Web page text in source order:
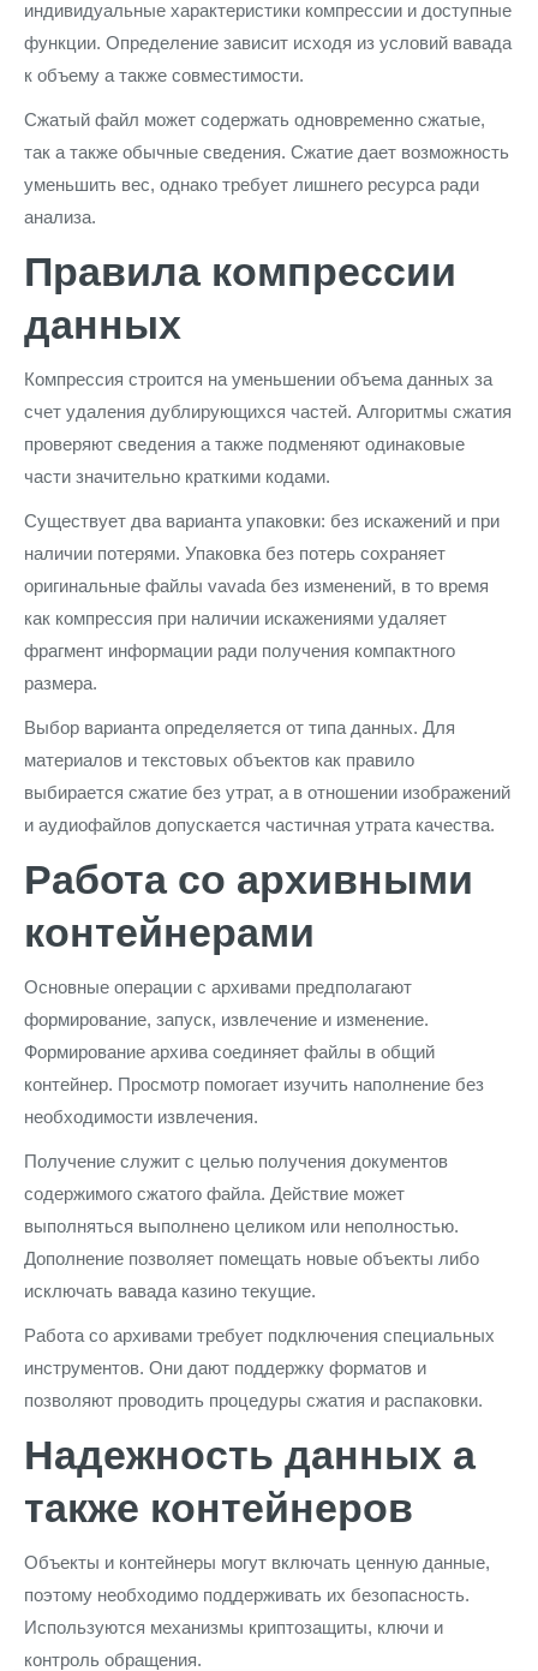
индивидуальные характеристики компрессии и доступные
функции. Определение зависит исходя из условий вавада
к объему а также совместимости.
Сжатый файл может содержать одновременно сжатые,
так а также обычные сведения. Сжатие дает возможность
уменьшить вес, однако требует лишнего ресурса ради
анализа.
Правила компрессии
данных
Компрессия строится на уменьшении объема данных за
счет удаления дублирующихся частей. Алгоритмы сжатия
проверяют сведения а также подменяют одинаковые
части значительно краткими кодами.
Существует два варианта упаковки: без искажений и при
наличии потерями. Упаковка без потерь сохраняет
оригинальные файлы vavada без изменений, в то время
как компрессия при наличии искажениями удаляет
фрагмент информации ради получения компактного
размера.
Выбор варианта определяется от типа данных. Для
материалов и текстовых объектов как правило
выбирается сжатие без утрат, а в отношении изображений
и аудиофайлов допускается частичная утрата качества.
Работа со архивными
контейнерами
Основные операции с архивами предполагают
формирование, запуск, извлечение и изменение.
Формирование архива соединяет файлы в общий
контейнер. Просмотр помогает изучить наполнение без
необходимости извлечения.
Получение служит с целью получения документов
содержимого сжатого файла. Действие может
выполняться выполнено целиком или неполностью.
Дополнение позволяет помещать новые объекты либо
исключать вавада казино текущие.
Работа со архивами требует подключения специальных
инструментов. Они дают поддержку форматов и
позволяют проводить процедуры сжатия и распаковки.
Надежность данных а
также контейнеров
Объекты и контейнеры могут включать ценную данные,
поэтому необходимо поддерживать их безопасность.
Используются механизмы криптозащиты, ключи и
контроль обращения.